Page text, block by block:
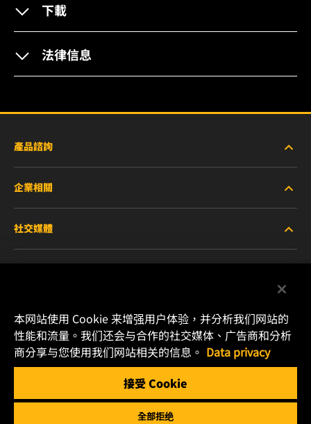
下載
法律信息
產品諮詢
重型設備車輛
小客車與商用車
企業相關
關於WIX
聯絡我們
職涯發展
社交媒體
Instagram
YouTube
本网站使用 Cookie 来增强用户体验，并分析我们网站的
性能和流量。我们还会与合作的社交媒体、广告商和分析
商分享与您使用我们网站相关的信息。 Data privacy
接受 Cookie
全部拒绝